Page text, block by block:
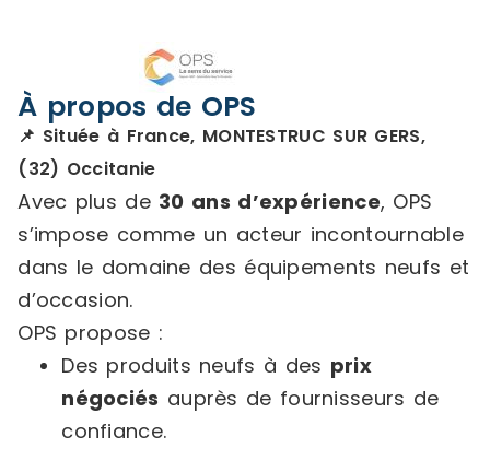
À propos de OPS
📌 Située à France, MONTESTRUC SUR GERS,
(32) Occitanie
Avec plus de 30 ans d’expérience, OPS
s’impose comme un acteur incontournable
dans le domaine des équipements neufs et
d’occasion.
OPS propose :
Des produits neufs à des prix
négociés auprès de fournisseurs de
confiance.